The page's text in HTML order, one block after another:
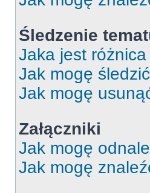
Śledzenie
Jaka jest
Jak mogę
Jak mogę
Załączniki
Jak mogę
Jak mogę